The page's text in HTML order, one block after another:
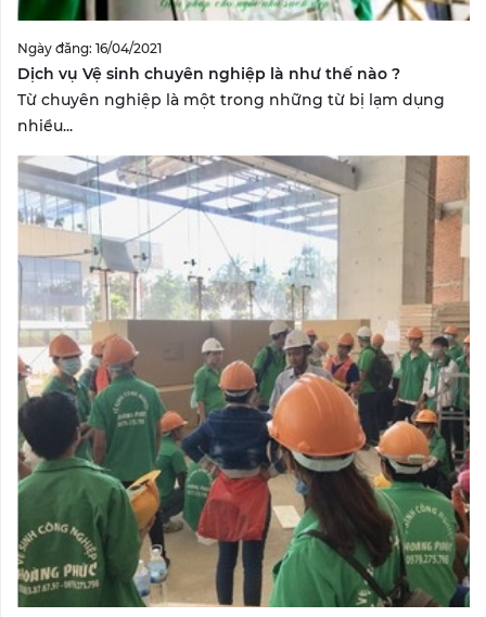
Ngày đăng: 16/04/2021
Dịch vụ Vệ sinh chuyên nghiệp là như thế nào ?
Từ chuyên nghiệp là một trong những từ bị lạm dụng
nhiều...